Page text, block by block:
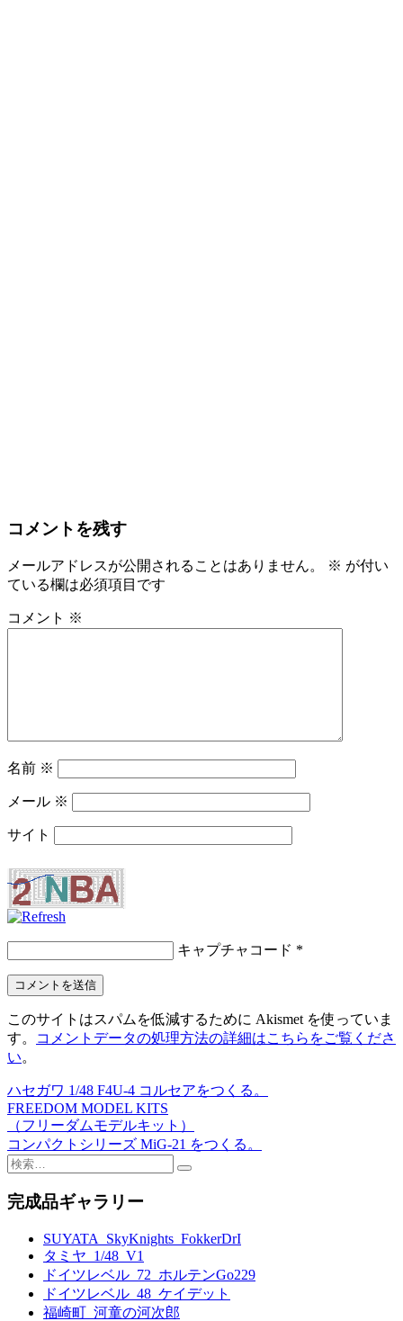
コメントを残す
メールアドレスが公開されることはありません。 ※ が付い
ている欄は必須項目です
コメント ※
名前 ※
メール ※
サイト
キャプチャコード *
このサイトはスパムを低減するために Akismet を使っていま
す。
コメントデータの処理方法の詳細はこちらをご覧くださ
い。
投
稿
ナ
ゲ
ハセガワ 1/48 F4U-4 コルセアをつくる。
FREEDOM MODEL KITS
（フリーダムモデルキット）
コンパクトシリーズ MiG-21 をつくる。
検
完成品ギャラリー
SUYATA_SkyKnights_FokkerDrI
タミヤ_1/48_V1
ドイツレベル_72_ホルテンGo229
ドイツレベル_48_ケイデット
福崎町_河童の河次郎